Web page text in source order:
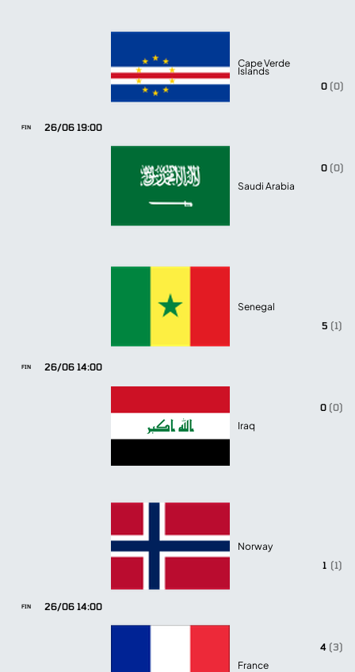
26/06 19:00
FIN
Cape Verde
Islands
Saudi Arabia
0 (0)
0 (0)
26/06 14:00
FIN
Senegal
Iraq
5 (1)
0 (0)
26/06 14:00
FIN
Norway
France
1 (1)
4 (3)